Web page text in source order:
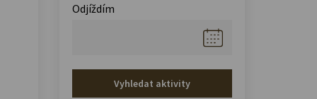
Odjíždím
Vyhledat aktivity